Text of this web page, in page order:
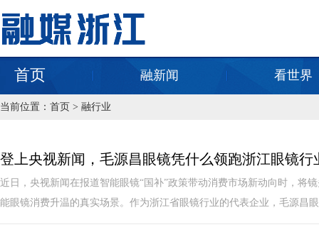
首页 融新闻 看世界
当前位置： 首页 > 融行业
登上央视新闻，毛源昌眼镜凭什么领跑浙江眼镜行
近日，央视新闻在报道智能眼镜“国补”政策带动消费市场新动向时，将
能眼镜消费升温的真实场景。作为浙江省眼镜行业的代表企业，毛源昌